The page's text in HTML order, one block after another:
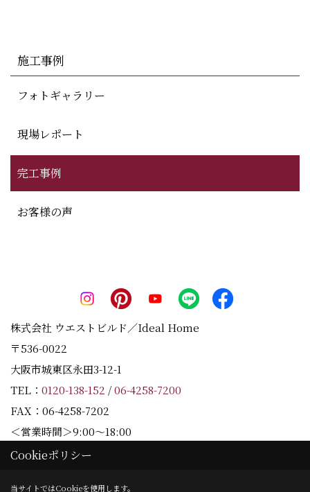
施工事例
フォトギャラリー
現場レポート
完工事例
お客様の声
株式会社 ウエストビルド／Ideal Home
〒536-0022
大阪市城東区永田3-12-1
TEL： 0120-138-152 /06-4258-7200
FAX：06-4258-7202
＜営業時間＞9:00～18:00
＜定休日＞水曜日
Cookieポリシー
当サイトではCookieを使用します。